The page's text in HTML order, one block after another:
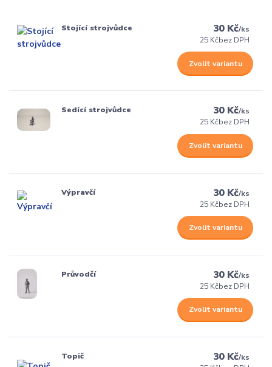
Stojící strojvůdce 30 Kč/ks
25 Kčbez DPH
Zvolit variantu
Sedící strojvůdce 30 Kč/ks
25 Kčbez DPH
Zvolit variantu
Výpravčí 30 Kč/ks
25 Kčbez DPH
Zvolit variantu
Průvodčí 30 Kč/ks
25 Kčbez DPH
Zvolit variantu
Topič 30 Kč/ks